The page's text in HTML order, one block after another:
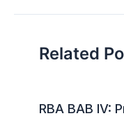
Related
RBA BAB IV: